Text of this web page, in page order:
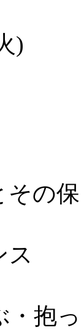
塾
～
「
場
車体
オ
)
その保
ス
・抱っ